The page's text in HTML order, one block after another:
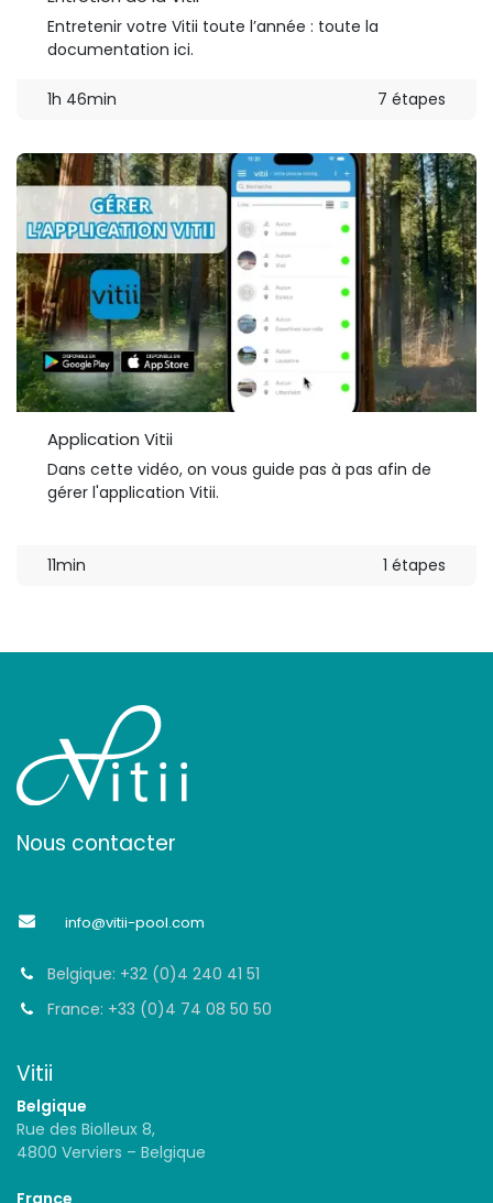
Entretenir votre Vitii toute l’année : toute la
documentation ici.
1h 46min 7 étapes
Application Vitii
Dans cette vidéo, on vous guide pas à pas afin de
gérer l'application Vitii.
11min 1 étapes
Nous contacter
info@vitii-pool.com
Belgique: +32 (0)4 240 41 51
France: +33 (0)4 74 08 50 50
Vitii
Belgique
Rue des Biolleux 8,
4800 Verviers – Belgique
France